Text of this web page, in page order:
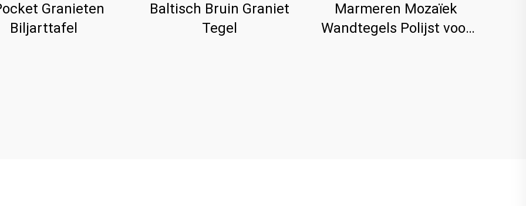
Granieten
Biljarttafel
Baltisch Bruin Graniet
Tegel
Marmeren Mozaïek
Wandtegels Polijst voor